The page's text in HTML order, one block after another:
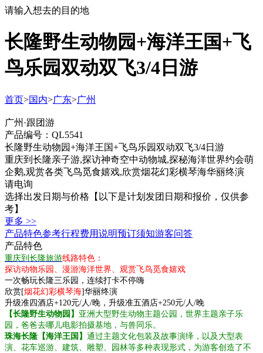
请输入想去的目的地
长隆野生动物园+海洋王国+飞
鸟乐园双动双飞3/4日游
首页>国内>广东>广州
广州·跟团游
产品编号：QL5541
长隆野生动物园+海洋王国+飞鸟乐园双动双飞3/4日游
重庆到长隆亲子游,探访神奇空中动物城,探秘海洋世界约会萌
企鹅,观赏各类飞鸟觅食嬉戏,欣赏烟花幻彩横琴海华丽终演
请电询
选择出发日期与价格 【以下是计划发团日期和报价，仅供参
考】
更多 >>
产品特色参考行程费用说明预订须知游客问答
产品特色
重庆到长隆旅游线路特色：
探访动物乐园、漫游海洋世界、观赏飞鸟觅食嬉戏
一次畅玩长隆三乐园，连续打卡不停嗨
欣赏[烟花幻彩横琴海]华丽终演
升级准四酒店+120元/人/晚，升级准五酒店+250元/人/晚
【长隆野生动物园】 亚洲大型野生动物主题公园，世界主题亲子乐
园，爸爸去哪儿电影拍摄基地，与兽同乐。
珠海长隆【海洋王国】 通过主题文化包装及故事演绎，以及大型表
演、花车巡游、建筑、雕塑、园林等多种表现形式，为游客创造了不